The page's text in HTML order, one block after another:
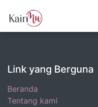
Link yang Berguna
Beranda
Tentang kami